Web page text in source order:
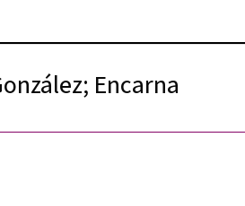
Encarna